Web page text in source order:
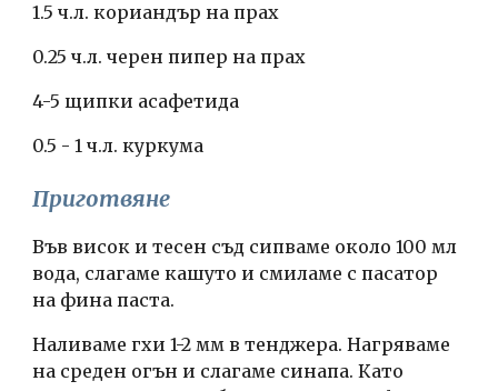
1.5 ч.л. кориандър на прах
0.25 ч.л. черен пипер на прах
4-5 щипки асафетида
0.5 - 1 ч.л. куркума
Приготвяне
Във висок и тесен съд сипваме около 100 мл
вода, слагаме кашуто и смиламе с пасатор
на фина паста.
Наливаме гхи 1-2 мм в тенджера. Нагряваме
на среден огън и слагаме синапа. Като